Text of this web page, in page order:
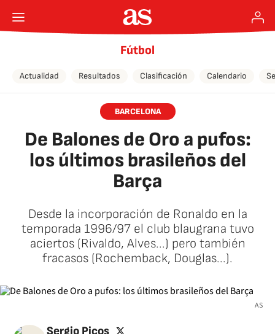
Fútbol
Actualidad Resultados Clasificación Calendario
BARCELONA
De Balones de Oro a pufos:
los últimos brasileños del
Barça
Desde la incorporación de Ronaldo en la
temporada 1996/97 el club blaugrana tuvo
aciertos (Rivaldo, Alves...) pero también
fracasos (Rochemback, Douglas...).
AS
twitter